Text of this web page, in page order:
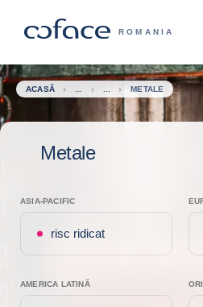
COFACE FOR
ROMANIA
Înapoi la pagina de start
ACASĂ METALE
Metale
ASIA-PACIFIC
risc ridicat
AMERICA LATINĂ